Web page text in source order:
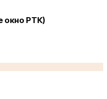
окно РТК)